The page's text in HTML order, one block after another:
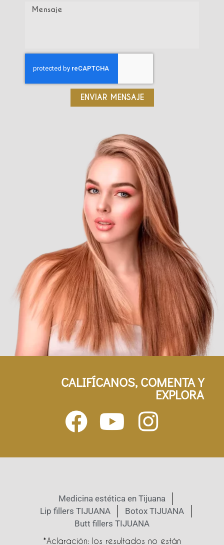
ENVIAR MENSAJE
CALIFÍCANOS, COMENTA Y
EXPLORA
Medicina estética en Tijuana
Lip fillers TIJUANA
Botox TIJUANA
Butt fillers TIJUANA
*Aclaración: los resultados no están